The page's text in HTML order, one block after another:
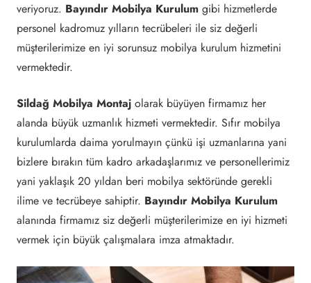
veriyoruz. Bayındır Mobilya Kurulum gibi hizmetlerde
personel kadromuz yılların tecrübeleri ile siz değerli
müşterilerimize en iyi sorunsuz mobilya kurulum hizmetini
vermektedir.
Sildağ Mobilya Montaj olarak büyüyen firmamız her
alanda büyük uzmanlık hizmeti vermektedir. Sıfır mobilya
kurulumlarda daima yorulmayın çünkü işi uzmanlarına yani
bizlere bırakın tüm kadro arkadaşlarımız ve personellerimiz
yani yaklaşık 20 yıldan beri mobilya sektöründe gerekli
ilime ve tecrübeye sahiptir. Bayındır Mobilya Kurulum
alanında firmamız siz değerli müşterilerimize en iyi hizmeti
vermek için büyük çalışmalara imza atmaktadır.